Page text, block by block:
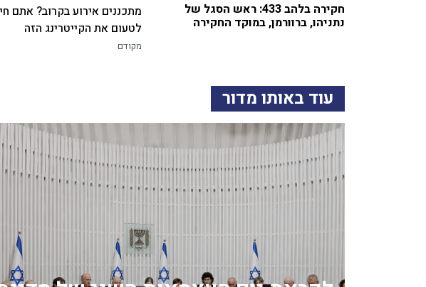
חקירה בלהב 433: ראש הסגל של
נתניהו, ברוורמן, במוקד החקירה
מתכננים אירוע בקרוב? אתם
לטעום את הקייטרינג הזה
מקודם
עוד באותו מדור